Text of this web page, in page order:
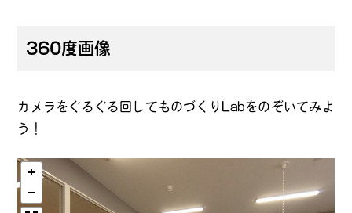
360度画像
カメラをぐるぐる回してものづくりLabをのぞいてみよ
う！